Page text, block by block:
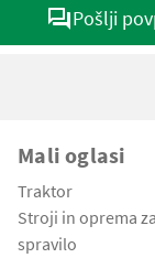
Pošlji
Mali oglasi
Traktor
Stroji in oprema
spravilo